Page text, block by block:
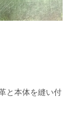
と本体を縫い付